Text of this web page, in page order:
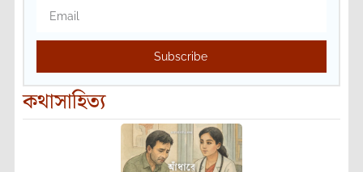
Subscribe
কথাসাহিত্য